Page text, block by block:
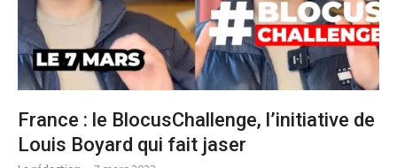
France : le BlocusChallenge, l’initiative de
Louis Boyard qui fait jaser